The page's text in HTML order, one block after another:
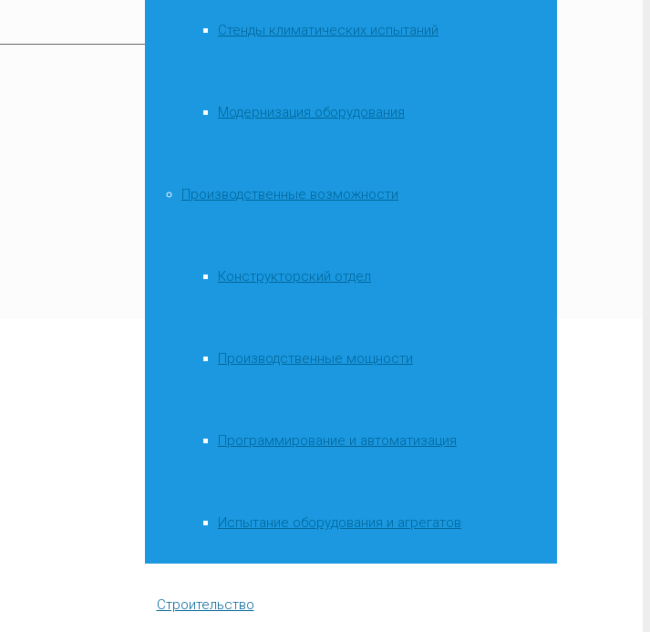
Стенды климатических испытаний
Модернизация оборудования
Производственные возможности
Конструкторский отдел
Производственные мощности
Программирование и автоматизация
Испытание оборудования и агрегатов
Строительство